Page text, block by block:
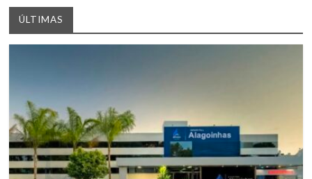
ÚLTIMAS